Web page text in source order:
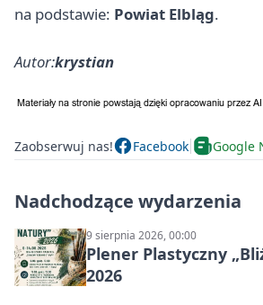
na podstawie: Powiat Elbląg.
Autor:krystian
Zaobserwuj nas! Facebook Google
Nadchodzące wydarzenia
9 sierpnia 2026, 00:00
Plener Plastyczny
2026